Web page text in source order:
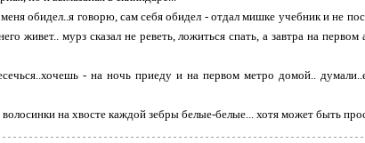
обидел..я говорю, сам себя обидел - отдал мишке учебник и не
живет.. мурз сказал не реветь, ложиться спать, а завтра на
- на ночь приеду и на первом метро домой..
на хвосте каждой зебры белые-белые... хотя может быть